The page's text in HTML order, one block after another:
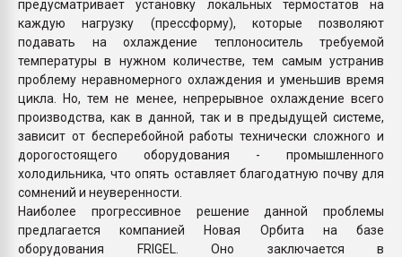
предусматривает установку локальных термостатов на
каждую нагрузку (прессформу), которые позволяют
подавать на охлаждение теплоноситель требуемой
температуры в нужном количестве, тем самым устранив
проблему неравномерного охлаждения и уменьшив время
цикла. Но, тем не менее, непрерывное охлаждение всего
производства, как в данной, так и в предыдущей системе,
зависит от бесперебойной работы технически сложного и
дорогостоящего оборудования - промышленного
холодильника, что опять оставляет благодатную почву для
сомнений и неуверенности.
Наиболее прогрессивное решение данной проблемы
предлагается компанией Новая Орбита на базе
оборудования FRIGEL. Оно заключается в